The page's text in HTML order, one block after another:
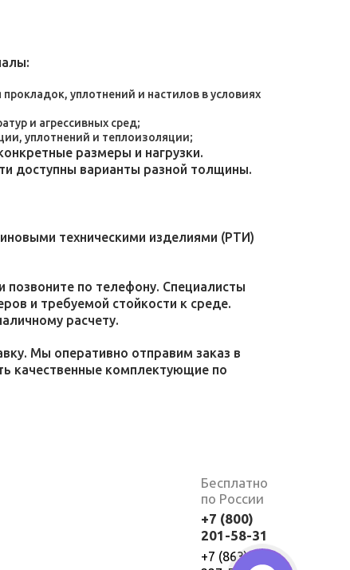
уплотнений и настилов в условиях
и агрессивных сред;
уплотнений и теплоизоляции;
размеры и нагрузки.
доступны варианты разной толщины.
техническими изделиями (РТИ)
позвоните по телефону. Специалисты
и требуемой стойкости к среде.
расчету.
Мы оперативно отправим заказ в
качественные комплектующие по
Бесплатно
по России
+7 (800)
201-58-31
+7 (863)